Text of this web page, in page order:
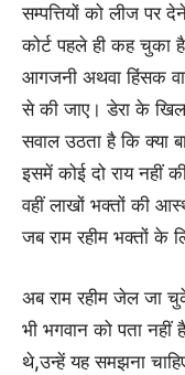
सम्पत्तियों को लीज पर
कोर्ट पहले ही कह चुका
आगजनी अथवा हिंसक
से की जाए। डेरा के
सवाल उठता है कि क्या
इसमें कोई दो राय नहीं
वहीं लाखों भक्तों की
जब राम रहीम भक्तों के
अब राम रहीम जेल जा
भी भगवान को पता नहीं
थे,उन्हें यह समझना